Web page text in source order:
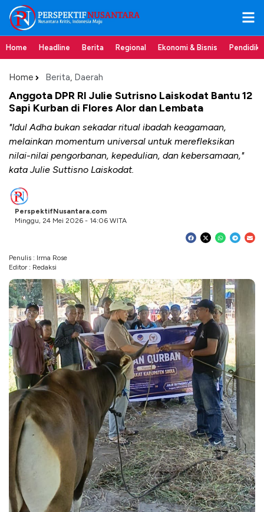
Home Headline Berita Regional Ekonomi & Bisnis
Home Berita, Daerah
Anggota DPR RI Julie Sutrisno Laiskodat Bantu 12
Sapi Kurban di Flores Alor dan Lembata
"Idul Adha bukan sekadar ritual ibadah keagamaan,
melainkan momentum universal untuk merefleksikan
nilai-nilai pengorbanan, kepedulian, dan kebersamaan,"
kata Julie Suttisno Laiskodat.
PerspektifNusantara.com
Minggu, 24 Mei 2026 - 14:06 WITA
Penulis : Irma Rose
Editor : Redaksi